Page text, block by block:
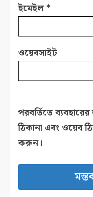
ইমেইল*
ওয়েবসাইট
পরবর্তিতে
ঠিকানা এবং ওয়েব
করুন।